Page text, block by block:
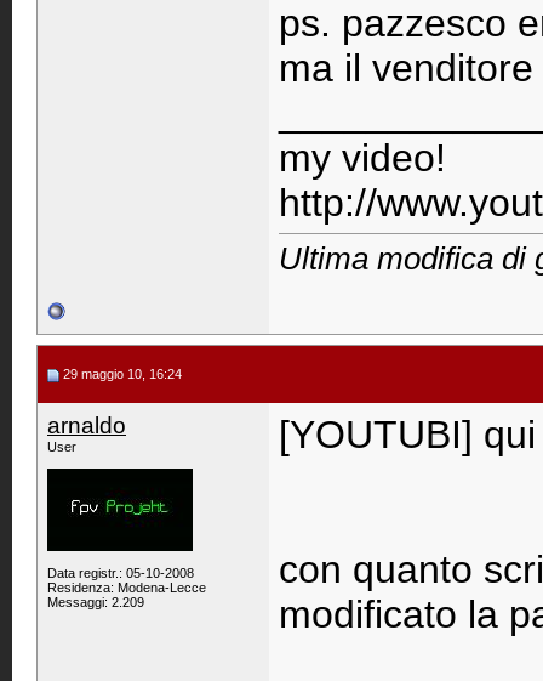
ps. pazzesco
ma il
my video!
http://
Ultima modifica di
29 maggio 10, 16:24
arnaldo
User
Data registr.: 05-10-2008
Residenza: Modena-Lecce
Messaggi: 2.209
[YOUTUBI]
con quanto
modificato la